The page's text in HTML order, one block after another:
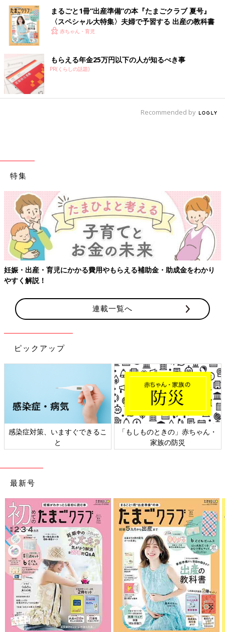
まるごと1冊“出産準備”の本『たまごクラブ 夏号』
〈スペシャル大特集〉夫婦で予習する 出産の教科書
赤ちゃん・育児
もらえる年金25万円以下の人が知るべき事
PR(くらしの話題)
Recommended by
特集
【ワクチン接種できるものも】妊婦の感染症対策、知っておいて
連載一覧へ
ピックアップ
・
日本外来小児科学会リーフレッ
ト検討会
六星占術 細木かおりさんの
相談
最新号